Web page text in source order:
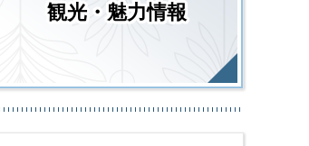
観光・魅力情報